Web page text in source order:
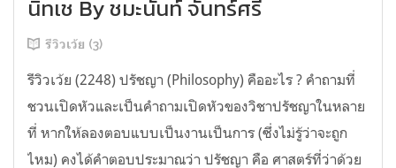
นิทเช By ชมะนันท์ จันทร์ศรี
รีวิวเว้ย (3)
รีวิวเว้ย (2248) ปรัชญา (Philosophy) คืออะไร ? คำถามที่
ชวนเปิดหัวและเป็นคำถามเปิดหัวของวิชาปรัชญาในหลาย
ที่ หากให้ลองตอบแบบเป็นงานเป็นการ (ซึ่งไม่รู้ว่าจะถูก
ไหม) คงได้คำตอบประมาณว่า ปรัชญา คือ ศาสตร์ที่ว่าด้วย